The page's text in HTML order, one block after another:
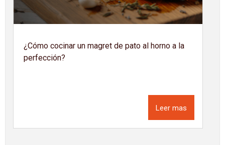
¿Cómo cocinar un magret de pato al horno a la
perfección?
Leer mas